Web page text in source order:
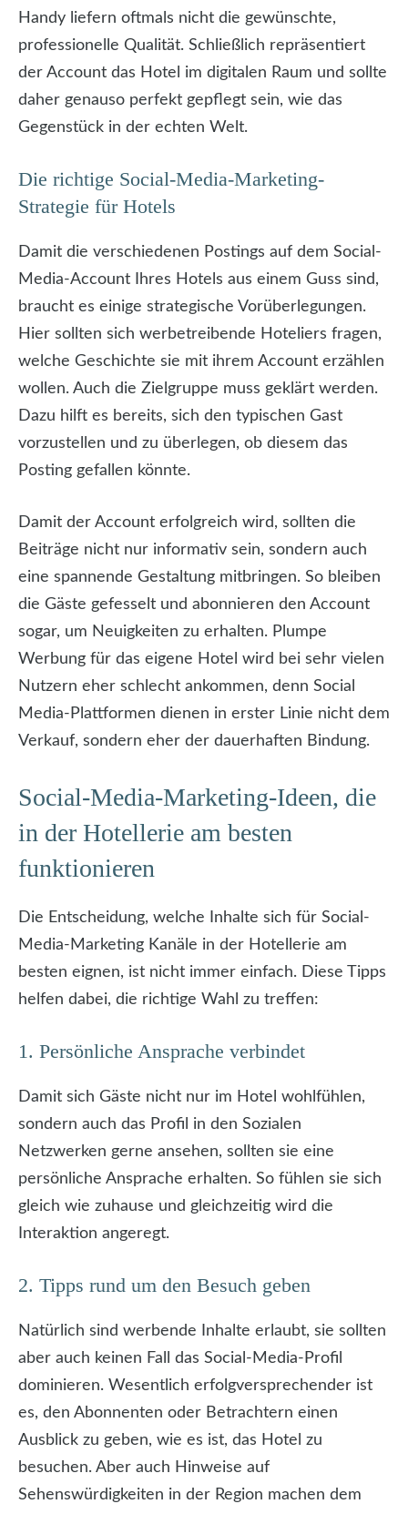
Handy liefern oftmals nicht die gewünschte,
professionelle Qualität. Schließlich repräsentiert
der Account das Hotel im digitalen Raum und sollte
daher genauso perfekt gepflegt sein, wie das
Gegenstück in der echten Welt.
Die richtige Social-Media-Marketing-
Strategie für Hotels
Damit die verschiedenen Postings auf dem Social-
Media-Account Ihres Hotels aus einem Guss sind,
braucht es einige strategische Vorüberlegungen.
Hier sollten sich werbetreibende Hoteliers fragen,
welche Geschichte sie mit ihrem Account erzählen
wollen. Auch die Zielgruppe muss geklärt werden.
Dazu hilft es bereits, sich den typischen Gast
vorzustellen und zu überlegen, ob diesem das
Posting gefallen könnte.
Damit der Account erfolgreich wird, sollten die
Beiträge nicht nur informativ sein, sondern auch
eine spannende Gestaltung mitbringen. So bleiben
die Gäste gefesselt und abonnieren den Account
sogar, um Neuigkeiten zu erhalten. Plumpe
Werbung für das eigene Hotel wird bei sehr vielen
Nutzern eher schlecht ankommen, denn Social
Media-Plattformen dienen in erster Linie nicht dem
Verkauf, sondern eher der dauerhaften Bindung.
Social-Media-Marketing-Ideen, die
in der Hotellerie am besten
funktionieren
Die Entscheidung, welche Inhalte sich für Social-
Media-Marketing Kanäle in der Hotellerie am
besten eignen, ist nicht immer einfach. Diese Tipps
helfen dabei, die richtige Wahl zu treffen:
1. Persönliche Ansprache verbindet
Damit sich Gäste nicht nur im Hotel wohlfühlen,
sondern auch das Profil in den Sozialen
Netzwerken gerne ansehen, sollten sie eine
persönliche Ansprache erhalten. So fühlen sie sich
gleich wie zuhause und gleichzeitig wird die
Interaktion angeregt.
2. Tipps rund um den Besuch geben
Natürlich sind werbende Inhalte erlaubt, sie sollten
aber auch keinen Fall das Social-Media-Profil
dominieren. Wesentlich erfolgversprechender ist
es, den Abonnenten oder Betrachtern einen
Ausblick zu geben, wie es ist, das Hotel zu
besuchen. Aber auch Hinweise auf
Sehenswürdigkeiten in der Region machen dem